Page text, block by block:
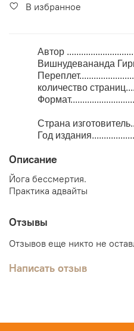
В избранное
Автор
Вишнудевананда
количество
Страна
Год
Описание
Йога бессмертия.
Практика адвайты
Отзывы
Отзывов еще никто не
Написать отзыв